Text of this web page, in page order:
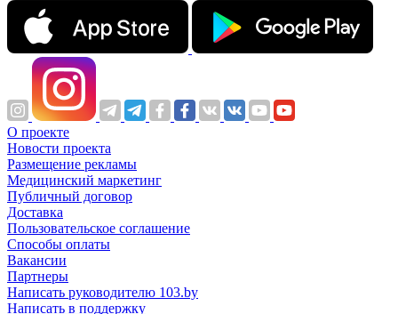
О проекте
Новости проекта
Размещение рекламы
Медицинский маркетинг
Публичный договор
Доставка
Пользовательское соглашение
Способы оплаты
Вакансии
Партнеры
Написать руководителю 103.by
Написать в поддержку